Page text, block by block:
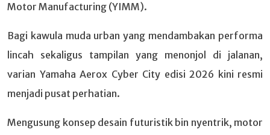
Motor Manufacturing (YIMM).
Bagi kawula muda urban yang mendambakan performa
lincah sekaligus tampilan yang menonjol di jalanan,
varian Yamaha Aerox Cyber City edisi 2026 kini resmi
menjadi pusat perhatian.
Mengusung konsep desain futuristik bin nyentrik, motor